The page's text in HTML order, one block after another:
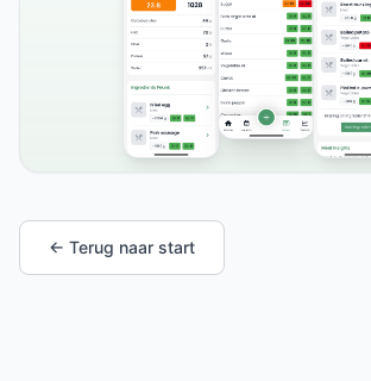
← Terug naar start